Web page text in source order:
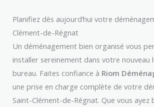
Planifiez dès aujourd’hui votre
Clément-de-Régnat
Un déménagement bien organisé vous
installer sereinement dans votre nouveau
bureau. Faites confiance à Riom
une prise en charge complète de votre
Saint-Clément-de-Régnat. Que vous ayez